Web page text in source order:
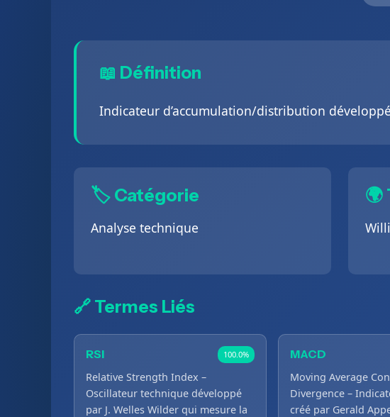
📖 Définition
Indicateur d’accumulation/distribution
🏷️ Catégorie
Analyse technique
🌍
🔗 Termes Liés
RSI 100.0%
Relative Strength Index –
Oscillateur technique développé
par J. Welles Wilder qui mesure la
MACD
Moving Average
Divergence –
créé par Gerald